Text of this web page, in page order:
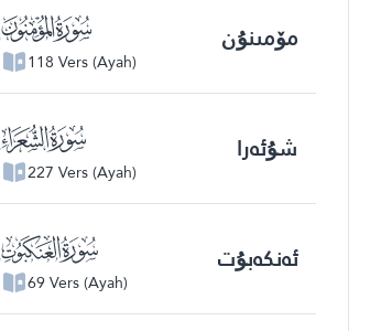
ﮣ
118 Vers (Ayah)
مۆمىنۇن
ﮦ
227 Vers (Ayah)
شۇئەرا
ﮩ
69 Vers (Ayah)
ئەنكەبۇت